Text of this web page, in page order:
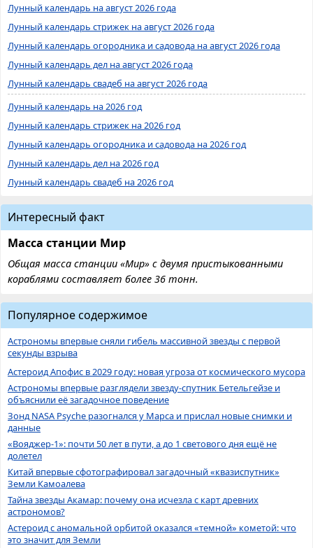
Лунный календарь на август 2026 года
Лунный календарь стрижек на август 2026 года
Лунный календарь огородника и садовода на август 2026 года
Лунный календарь дел на август 2026 года
Лунный календарь свадеб на август 2026 года
Лунный календарь на 2026 год
Лунный календарь стрижек на 2026 год
Лунный календарь огородника и садовода на 2026 год
Лунный календарь дел на 2026 год
Лунный календарь свадеб на 2026 год
Интересный факт
Масса станции Мир
Общая масса станции «Мир» с двумя пристыкованными
кораблями составляет более 36 тонн.
Популярное содержимое
Астрономы впервые сняли гибель массивной звезды с первой
секунды взрыва
Астероид Апофис в 2029 году: новая угроза от космического мусора
Астрономы впервые разглядели звезду-спутник Бетельгейзе и
объяснили её загадочное поведение
Зонд NASA Psyche разогнался у Марса и прислал новые снимки и
данные
«Вояджер-1»: почти 50 лет в пути, а до 1 светового дня ещё не
долетел
Китай впервые сфотографировал загадочный «квазиспутник»
Земли Камоалева
Тайна звезды Акамар: почему она исчезла с карт древних
астрономов?
Астероид с аномальной орбитой оказался «темной» кометой: что
это значит для Земли